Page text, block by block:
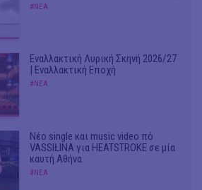
#ΝΕΑ
Εναλλακτική Λυρική Σκηνή 2026/27
| Εναλλακτική Εποχή
#ΝΕΑ
Νέο single και music video πό
VASSIŁINA για HEATSTROKE σε μία
καυτή Αθήνα
#ΝΕΑ